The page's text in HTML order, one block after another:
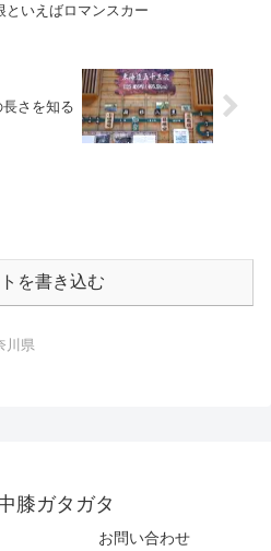
といえばロマンスカー
さを知る
を書き込む
川県
膝ガタガタ
お問い合わせ